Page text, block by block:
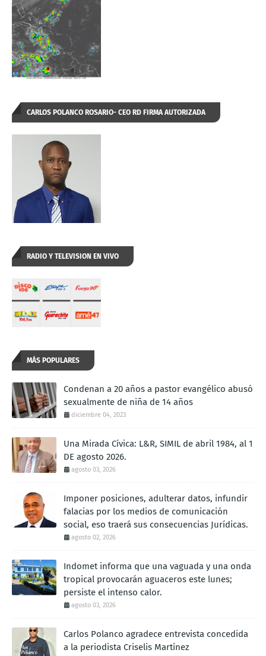
CARLOS POLANCO ROSARIO- CEO RD FIRMA AUTORIZADA
RADIO Y TELEVISION EN VIVO
MÁS POPULARES
Condenan a 20 años a pastor evangélico abusó
sexualmente de niña de 14 años
diciembre 04, 2023
Una Mirada Cívica: L&R, SIMIL de abril 1984, al 1
DE agosto 2026.
agosto 03, 2026
Imponer posiciones, adulterar datos, infundir
falacias por los medios de comunicación
social, eso traerá sus consecuencias Jurídicas.
agosto 02, 2026
Indomet informa que una vaguada y una onda
tropical provocarán aguaceros este lunes;
persiste el intenso calor.
agosto 03, 2026
Carlos Polanco agradece entrevista concedida
a la periodista Criselis Martínez